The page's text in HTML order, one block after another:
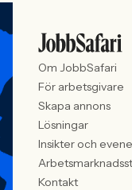
Om JobbSafari
För arbetsgivare
Skapa annons
Lösningar
Insikter och
Kontakt